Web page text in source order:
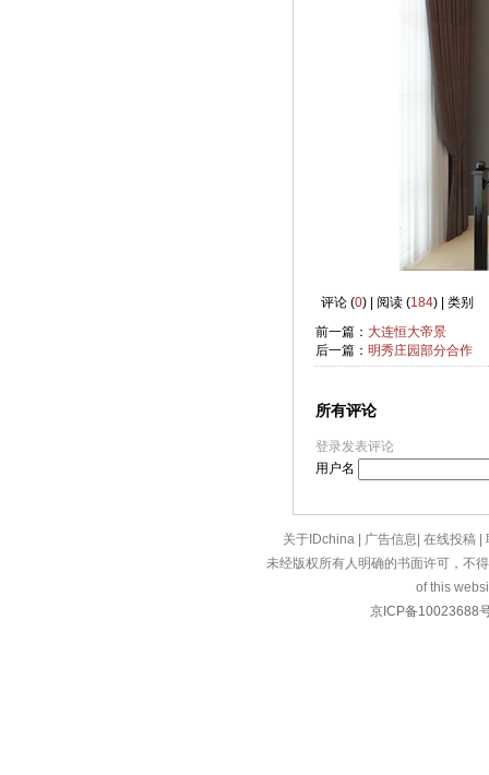
评论 (0) | 阅读 (184) | 类别
前一篇： 大连恒大帝景
后一篇： 明秀庄园部分合作
所有评论
登录发表评论
用户名
关于IDchina 广告信息 在线投稿
未经版权所有人明确的书面许可，不
of this
京ICP备10023688